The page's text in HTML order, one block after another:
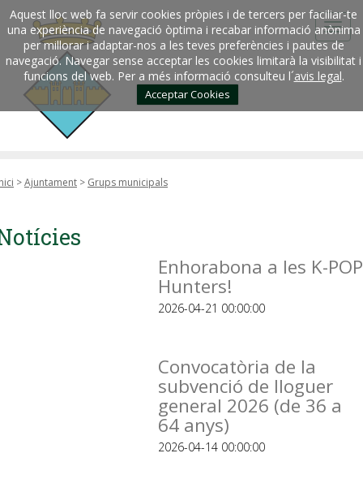
Aquest lloc web fa servir cookies pròpies i de tercers per faciliar-te
una experiència de navegació òptima i recabar informació anònima
per millorar i adaptar-nos a les teves preferències i pautes de
navegació. Navegar sense acceptar les cookies limitarà la visibilitat i
funcions del web. Per a més informació consulteu l´avis legal.
Acceptar Cookies
>Ajuntament > Grups municipals
Enhorabona a les K-POP
Hunters!
2026-04-21 00:00:00
Convocatòria de la
subvenció de lloguer
general 2026 (de 36 a
64 anys)
2026-04-14 00:00:00